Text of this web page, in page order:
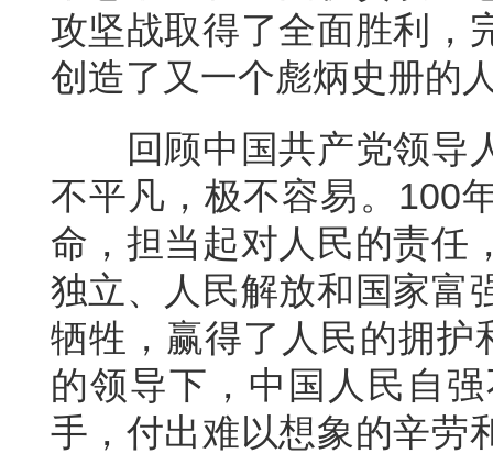
攻坚战取得了全面胜利，
创造了又一个彪炳史册的
回顾中国共产党领导
不平凡，极不容易。100
命，担当起对人民的责任
独立、人民解放和国家富
牺牲，赢得了人民的拥护
的领导下，中国人民自
手，付出难以想象的辛劳